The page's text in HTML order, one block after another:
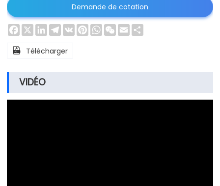
Demande de cotation
Facebook
X LinkedInTelegram
VK PinterestWhatsApp
WeChat
Email
 Télécharger
VIDÉO